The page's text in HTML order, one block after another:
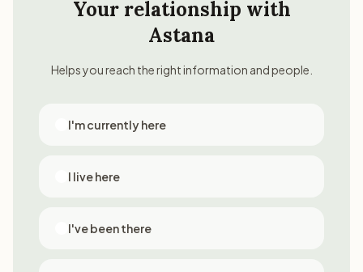
Your relationship with
Astana
Helps you reach the right information and people.
I'm currently here
I live here
I've been there